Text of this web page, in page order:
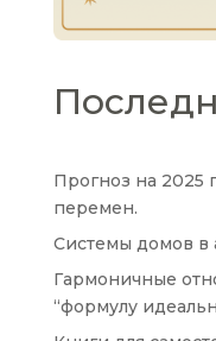
Прогноз на 2025
перемен.
Системы домов в
Гармоничные
“формулу